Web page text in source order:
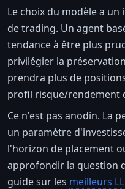
Le choix du modèle a
de trading. Un agent
tendance à être plus
privilégier la
prendra plus de
profil risque/rendement
Ce n'est pas anodin. La
un paramètre
l'horizon de placement
approfondir la question
guide sur les meilleurs